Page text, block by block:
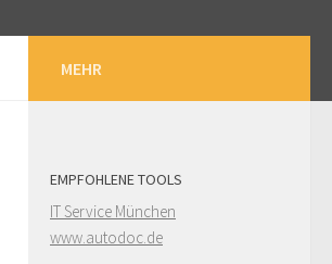
MEHR
EMPFOHLENE TOOLS
IT Service München
www.autodoc.de